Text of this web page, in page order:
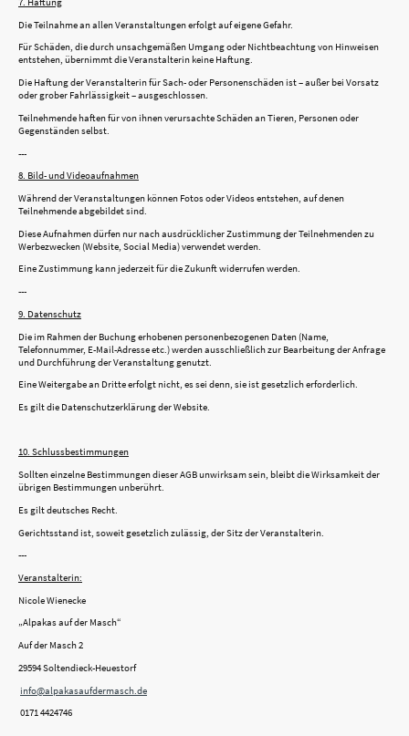
Die Teilnahme an allen Veranstaltungen erfolgt auf eigene Gefahr.
Für Schäden, die durch unsachgemäßen Umgang oder Nichtbeachtung von Hinweisen
entstehen, übernimmt die Veranstalterin keine Haftung.
Die Haftung der Veranstalterin für Sach- oder Personenschäden ist – außer bei Vorsatz
oder grober Fahrlässigkeit – ausgeschlossen.
Teilnehmende haften für von ihnen verursachte Schäden an Tieren, Personen oder
Gegenständen selbst.
---
8. Bild- und Videoaufnahmen
Während der Veranstaltungen können Fotos oder Videos entstehen, auf denen
Teilnehmende abgebildet sind.
Diese Aufnahmen dürfen nur nach ausdrücklicher Zustimmung der Teilnehmenden zu
Werbezwecken (Website, Social Media) verwendet werden.
Eine Zustimmung kann jederzeit für die Zukunft widerrufen werden.
---
9. Datenschutz
Die im Rahmen der Buchung erhobenen personenbezogenen Daten (Name,
Telefonnummer, E-Mail-Adresse etc.) werden ausschließlich zur Bearbeitung der Anfrage
und Durchführung der Veranstaltung genutzt.
Eine Weitergabe an Dritte erfolgt nicht, es sei denn, sie ist gesetzlich erforderlich.
Es gilt die Datenschutzerklärung der Website.
10. Schlussbestimmungen
Sollten einzelne Bestimmungen dieser AGB unwirksam sein, bleibt die Wirksamkeit der
übrigen Bestimmungen unberührt.
Es gilt deutsches Recht.
Gerichtsstand ist, soweit gesetzlich zulässig, der Sitz der Veranstalterin.
---
Veranstalterin:
Nicole Wienecke
„Alpakas auf der Masch“
Auf der Masch 2
29594 Soltendieck-Heuestorf
info@alpakasaufdermasch.de
0171 4424746